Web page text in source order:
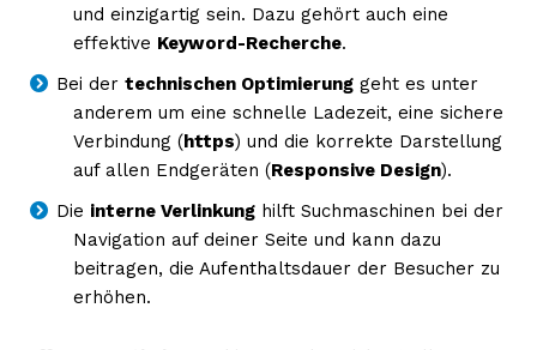
und einzigartig sein. Dazu gehört auch eine
effektive Keyword-Recherche.
Bei der technischen Optimierung geht es unter
anderem um eine schnelle Ladezeit, eine sichere
Verbindung (https) und die korrekte Darstellung
auf allen Endgeräten (Responsive Design).
Die interne Verlinkung hilft Suchmaschinen bei der
Navigation auf deiner Seite und kann dazu
beitragen, die Aufenthaltsdauer der Besucher zu
erhöhen.